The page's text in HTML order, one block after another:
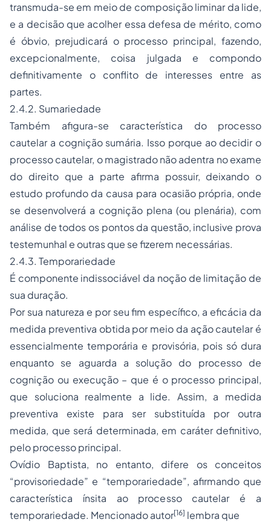
transmuda-se em meio de composição liminar da lide,
e a decisão que acolher essa defesa de mérito, como
é óbvio, prejudicará o processo principal, fazendo,
excepcionalmente, coisa julgada e compondo
definitivamente o conflito de interesses entre as
partes.
2.4.2. Sumariedade
Também afigura-se característica do processo
cautelar a cognição sumária. Isso porque ao decidir o
processo cautelar, o magistrado não adentra no exame
do direito que a parte afirma possuir, deixando o
estudo profundo da causa para ocasião própria, onde
se desenvolverá a cognição plena (ou plenária), com
análise de todos os pontos da questão, inclusive prova
testemunhal e outras que se fizerem necessárias.
2.4.3. Temporariedade
É componente indissociável da noção de limitação de
sua duração.
Por sua natureza e por seu fim específico, a eficácia da
medida preventiva obtida por meio da ação cautelar é
essencialmente temporária e provisória, pois só dura
enquanto se aguarda a solução do processo de
cognição ou execução – que é o processo principal,
que soluciona realmente a lide. Assim, a medida
preventiva existe para ser substituída por outra
medida, que será determinada, em caráter definitivo,
pelo processo principal.
Ovídio Baptista, no entanto, difere os conceitos
“provisoriedade” e “temporariedade”, afirmando que
característica ínsita ao processo cautelar é a
temporariedade. Mencionado autor[16] lembra que